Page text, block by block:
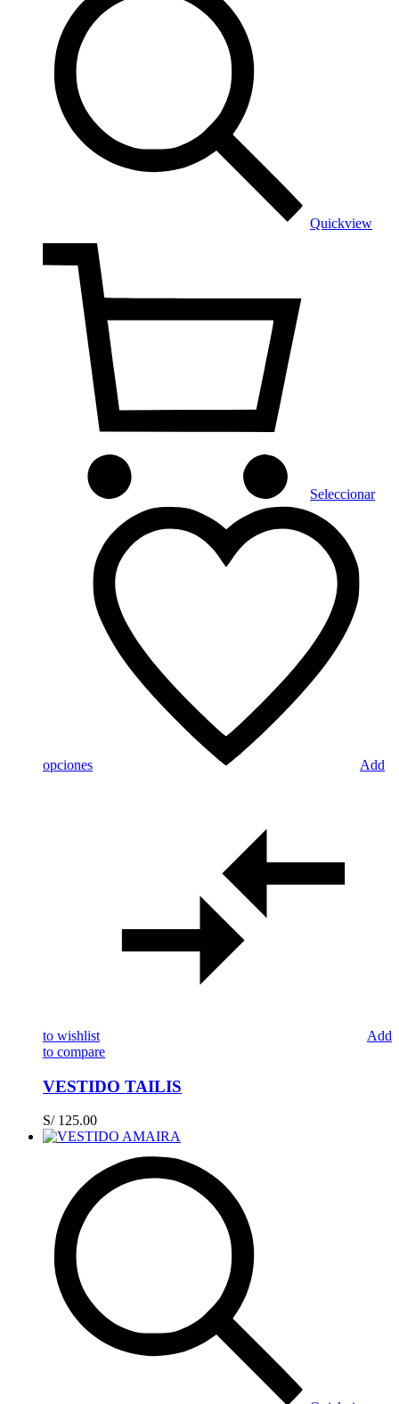
Quickview
Seleccionar
opciones Add
to wishlist
Add
to compare
VESTIDO TAILIS
S/125.00